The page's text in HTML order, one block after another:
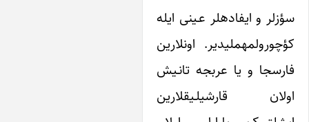
سؤزلر و‎ ایفاده‎لر عـینی‎ ایله
کؤچورولمه‎ملیدیر. اونلارین
و یا عربجه تانـیش
اولان قارشی‎لـیقلارین